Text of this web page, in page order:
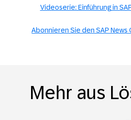
Videoserie: Einführung in
Abonnieren Sie den SAP News
Mehr aus